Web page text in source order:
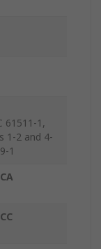
61511-1,
1-2 and 4-
1